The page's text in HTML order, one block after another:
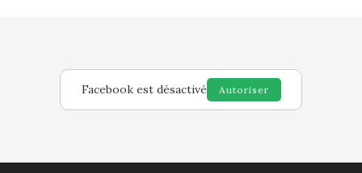
Facebook est désactivé Autoriser